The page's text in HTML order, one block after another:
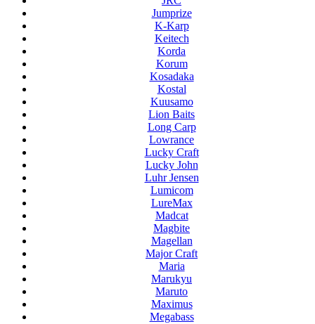
Jumprize
K-Karp
Keitech
Korda
Korum
Kosadaka
Kostal
Kuusamo
Lion Baits
Long Carp
Lowrance
Lucky Craft
Lucky John
Luhr Jensen
Lumicom
LureMax
Madcat
Magbite
Magellan
Major Craft
Maria
Marukyu
Maruto
Maximus
Megabass